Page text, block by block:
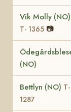
Vik Molly (NO)
T- 1365 📷
(NO)
Bettlyn (NO) T-
1287